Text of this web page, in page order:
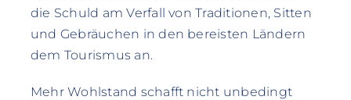
die Schuld am Verfall von Traditionen, Sitten
und Gebräuchen in den bereisten Ländern
dem Tourismus an.
Mehr Wohlstand schafft nicht unbedingt